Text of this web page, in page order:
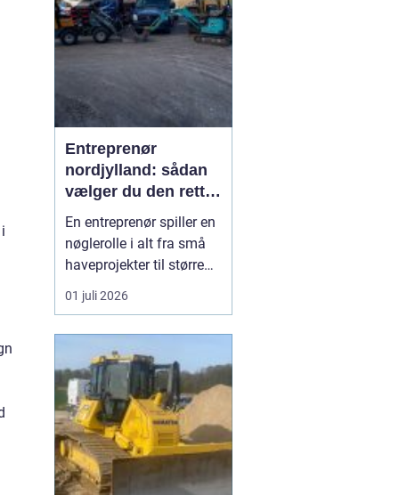
projekterne li...
Entreprenør
nordjylland: sådan
vælger du den rette
samarbejdspartner
til dit byggeri
En entreprenør spiller en
nøglerolle i alt fra små
haveprojekter til større
byggerier. I Nordjylland
ser vi mange boligejere
ønsker at få mere ud af
deres grund enten
gennem ny indkørsel,
terrasse, støbearbejde,
nedbrydning elle...
01 juli 2026